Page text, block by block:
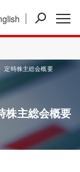
事業紹介
時株主総会概要
株主総会概要